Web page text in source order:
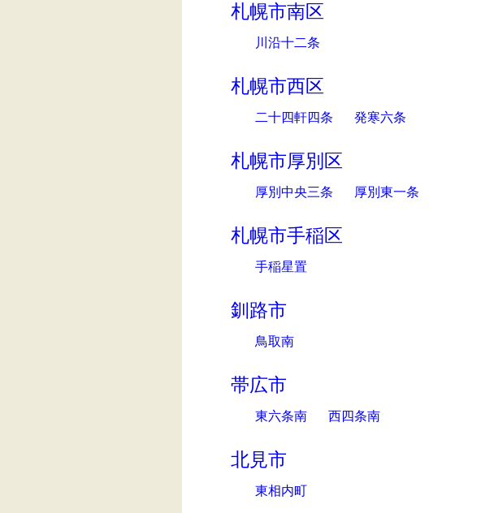
札幌市南区
川沿十二条
札幌市西区
二十四軒四条 発寒六条
札幌市厚別区
厚別中央三条 厚別東一条
札幌市手稲区
手稲星置
釧路市
鳥取南
帯広市
東六条南 西四条南
北見市
東相内町